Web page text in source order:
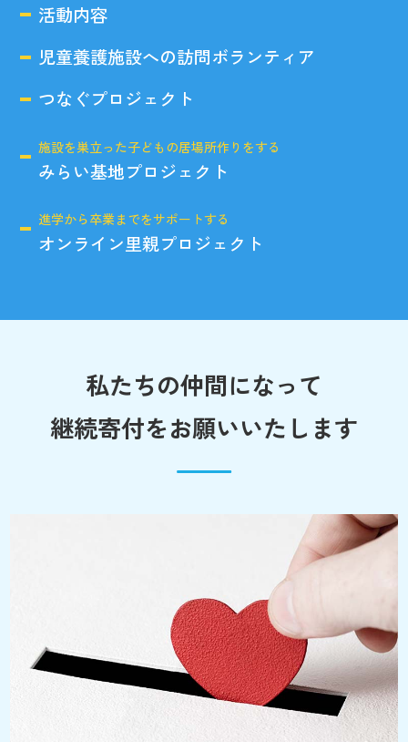
活動内容
児童養護施設への訪問ボランティア
つなぐプロジェクト
施設を巣立った子どもの居場所作りをする
みらい基地プロジェクト
進学から卒業までをサポートする
オンライン里親プロジェクト
私たちの仲間になって
継続寄付をお願いいたします